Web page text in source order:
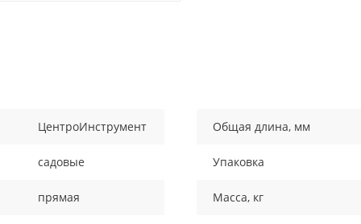
ЦентроИнструмент
садовые
прямая
Общая длина, мм
Упаковка
Масса, кг